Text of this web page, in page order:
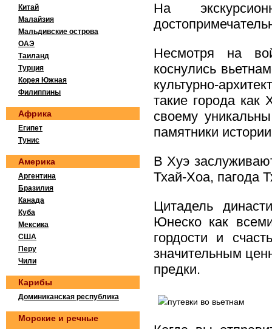
На
Несмотря на
коснулись
культурно-
такие города
своему
памятники
В Хуэ
Тхай-Хоа, пагода
Цитадель
Юнеско как
гордости и
значительным
предки.
Китай
Малайзия
Мальдивские острова
ОАЭ
Таиланд
Турция
Корея Южная
Филиппины
Африка
Египет
Тунис
Америка
Аргентина
Бразилия
Канада
Куба
Мексика
США
Перу
Чили
Карибы
Доминиканская республика
Морские и речные